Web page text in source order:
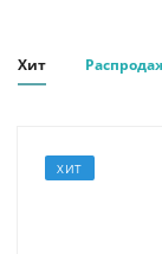
Хит
ХИТ